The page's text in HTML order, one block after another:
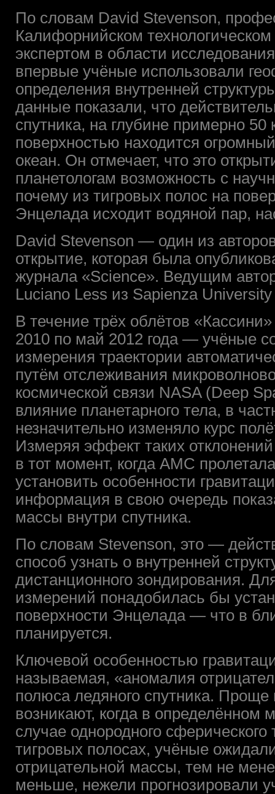
По словам David Stevenson,
Калифорнийском
экспертом в области
впервые учёные использовали
определения внутренней
данные показали, что
спутника, на глубине примерно 50
поверхностью находится
океан. Он отмечает, что это
планетологам возможность с
почему из тигровых полос на
Энцелада исходит водяной пар,
David Stevenson — один из
открытие, которая была
журнала «Science». Ведущим
Luciano Less из Sapienza
В течение трёх облётов
2010 по май 2012 года — учёные
измерения траектории
путём отслеживания
космической связи NASA (Deep
влияние планетарного тела, в
незначительно изменяло курс
Измеряя эффект таких
в тот момент, когда АМС
установить особенности
информация в свою очередь
массы внутри спутника.
По словам Stevenson, это —
способ узнать о внутренней
дистанционного зондирования.
измерений понадобилась бы
поверхности Энцелада — что в
планируется.
Ключевой особенностью
называемая, «аномалия
полюса ледяного спутника. Проще
возникают, когда в
случае однородного
тигровых полосах, учёные
отрицательной массы, тем не
меньше, нежели прогнозировали